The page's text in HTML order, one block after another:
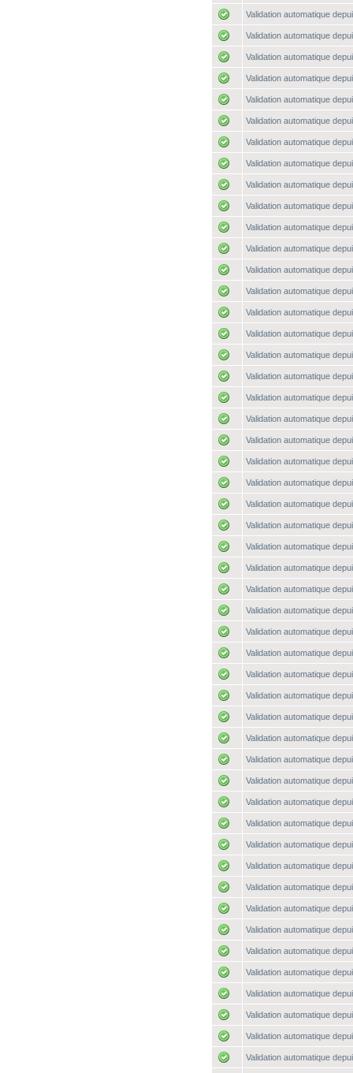
Validation automatique
Validation automatique
Validation automatique
Validation automatique
Validation automatique
Validation automatique
Validation automatique
Validation automatique
Validation automatique
Validation automatique
Validation automatique
Validation automatique
Validation automatique
Validation automatique
Validation automatique
Validation automatique
Validation automatique
Validation automatique
Validation automatique
Validation automatique
Validation automatique
Validation automatique
Validation automatique
Validation automatique
Validation automatique
Validation automatique
Validation automatique
Validation automatique
Validation automatique
Validation automatique
Validation automatique
Validation automatique
Validation automatique
Validation automatique
Validation automatique
Validation automatique
Validation automatique
Validation automatique
Validation automatique
Validation automatique
Validation automatique
Validation automatique
Validation automatique
Validation automatique
Validation automatique
Validation automatique
Validation automatique
Validation automatique
Validation automatique
Validation automatique